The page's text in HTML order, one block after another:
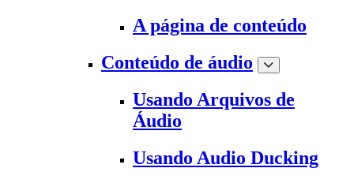
A página de conteúdo
Conteúdo de áudio
Usando Arquivos de
Áudio
Usando Audio Ducking